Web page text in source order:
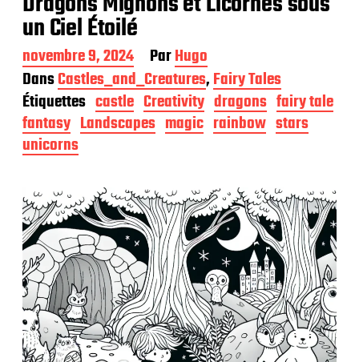
un Ciel Étoilé
D
a
t
e
d
e
p
l
i
c
a
t
i
o
n
novembre 9, 2024 ParHugo
DansCastles_and_Creatures,Fairy Tales
Étiquettes castle Creativity dragons fairy tale
fantasy Landscapes magic rainbow stars
unicorns